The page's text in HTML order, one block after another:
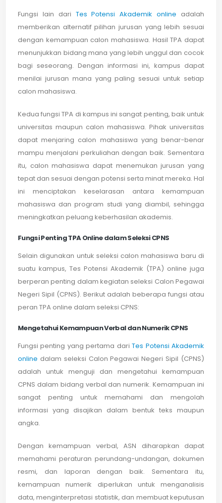
Fungsi lain dari Tes Potensi Akademik online adalah
memberikan alternatif pilihan jurusan yang lebih sesuai
dengan kemampuan calon mahasiswa. Hasil TPA dapat
menunjukkan bidang mana yang lebih unggul dan cocok
bagi seseorang. Dengan informasi ini, kampus dapat
menilai jurusan mana yang paling sesuai untuk setiap
calon mahasiswa.
Kedua fungsi TPA di kampus ini sangat penting, baik untuk
universitas maupun calon mahasiswa. Pihak universitas
dapat menjaring calon mahasiswa yang benar-benar
mampu menjalani perkuliahan dengan baik. Sementara
itu, calon mahasiswa dapat menemukan jurusan yang
tepat dan sesuai dengan potensi serta minat mereka. Hal
ini menciptakan keselarasan antara kemampuan
mahasiswa dan program studi yang diambil, sehingga
meningkatkan peluang keberhasilan akademis.
Fungsi Penting TPA Online dalam Seleksi CPNS
Selain digunakan untuk seleksi calon mahasiswa baru di
suatu kampus, Tes Potensi Akademik (TPA) online juga
berperan penting dalam kegiatan seleksi Calon Pegawai
Negeri Sipil (CPNS). Berikut adalah beberapa fungsi atau
peran TPA online dalam seleksi CPNS:
Mengetahui Kemampuan Verbal dan Numerik CPNS
Fungsi penting yang pertama dariTes Potensi Akademik
online dalam seleksi Calon Pegawai Negeri Sipil (CPNS)
adalah untuk menguji dan mengetahui kemampuan
CPNS dalam bidang verbal dan numerik. Kemampuan ini
sangat penting untuk memahami dan mengolah
informasi yang disajikan dalam bentuk teks maupun
angka.
Dengan kemampuan verbal, ASN diharapkan dapat
memahami peraturan perundang-undangan, dokumen
resmi, dan laporan dengan baik. Sementara itu,
kemampuan numerik diperlukan untuk menganalisis
data, menginterpretasi statistik, dan membuat keputusan